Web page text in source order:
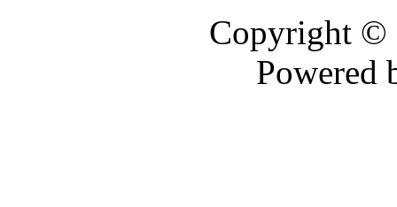
Copyright
Powered